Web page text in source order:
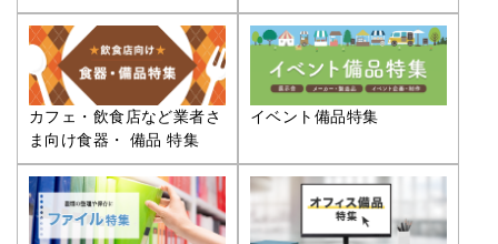
カフェ・飲食店など業者さ
ま向け食器・ 備品 特集
イベント備品特集